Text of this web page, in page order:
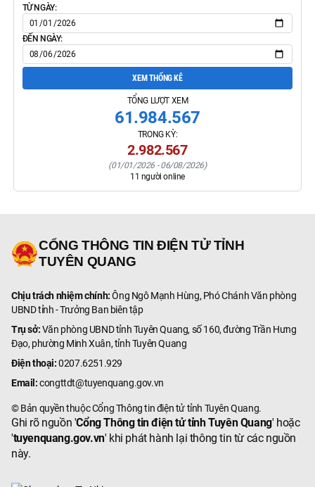
TỪ NGÀY:
ĐẾN NGÀY:
XEM THỐNG KÊ
TỔNG LƯỢT XEM
61.984.567
TRONG KỲ:
2.982.567
(01/01/2026 -06/08/2026)
11 người online
CỔNG THÔNG TIN ĐIỆN TỬ TỈNH
TUYÊN QUANG
Chịu trách nhiệm chính:Ông Ngô Mạnh Hùng, Phó Chánh Văn phòng
UBND tỉnh - Trưởng Ban biên tập
Trụ sở:Văn phòng UBND tỉnh Tuyên Quang, số 160, đường Trần Hưng
Đạo, phường Minh Xuân, tỉnh Tuyên Quang
Điện thoại:0207.6251.929
Email: congttdt@tuyenquang.gov.vn
© Bản quyền thuộc Cổng Thông tin điện tử tỉnh Tuyên Quang.
Ghi rõ nguồn 'Cổng Thông tin điện tử tỉnh Tuyên Quang' hoặc
'tuyenquang.gov.vn' khi phát hành lại thông tin từ các nguồn
này.